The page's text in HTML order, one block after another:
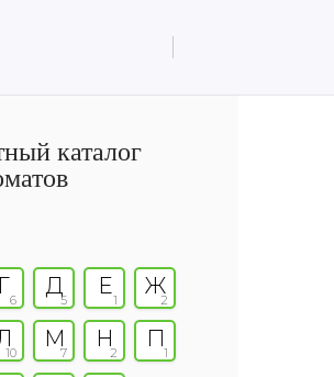
каталог
Г
6
Д
5
Е
1
Ж
2
10
М
7
Н
2
П
1